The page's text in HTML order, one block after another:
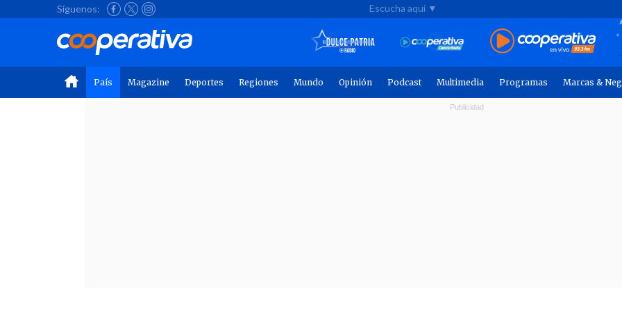
Síguenos: Escucha aquí ▼
País Magazine Deportes Regiones Mundo Opinión Podcast Multimedia Programas Marcas &